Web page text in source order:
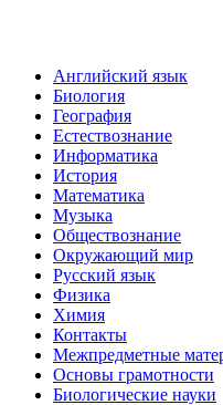
Английский язык
Биология
География
Естествознание
Информатика
История
Математика
Музыка
Обществознание
Окружающий мир
Русский язык
Физика
Химия
Контакты
Межпредметные
Основы грамотности
Биологические науки